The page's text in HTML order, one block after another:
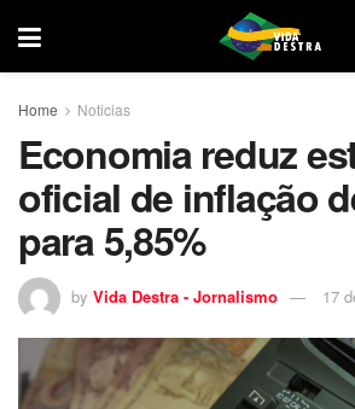
Home Noticias
Economia reduz
oficial de inflação
para 5,85%
by Vida Destra - Jornalismo 17